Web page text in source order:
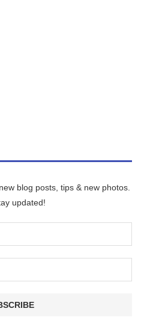
blog posts, tips & new photos.
updated!